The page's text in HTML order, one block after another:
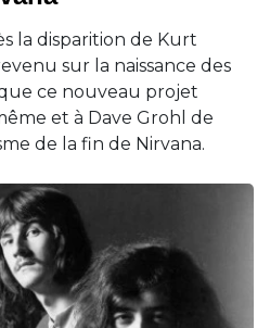
la disparition de Kurt
sur la naissance des
ce nouveau projet
et à Dave Grohl de
de la fin de Nirvana.